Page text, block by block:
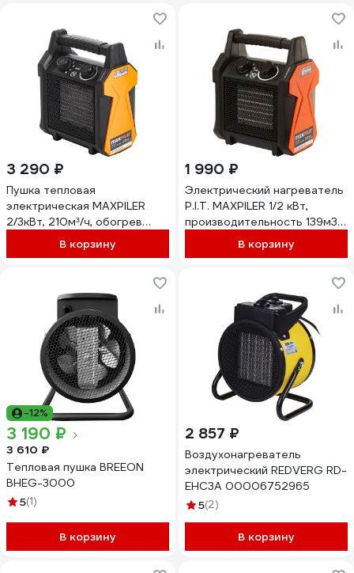
3 290 ₽
Пушка тепловая
электрическая MAXPILER
2/3кВт, 210м³/ч, обогрев
30м², керамический
нагреватель, защита MEH-
В корзину
1 990 ₽
Электрический нагреватель
P.I.T. MAXPILER 1/2 кВт,
производительность 139м3/
ч, площадь обогрева 20м2,
керамический нагреватель
В корзину
-12%
3 190 ₽
3 610 ₽
Тепловая пушка BREEON
BHEG-3000
5(1)
В корзину
2 857 ₽
Воздухонагреватель
электрический REDVERG RD-
EHC3A 00006752965
5(2)
В корзину